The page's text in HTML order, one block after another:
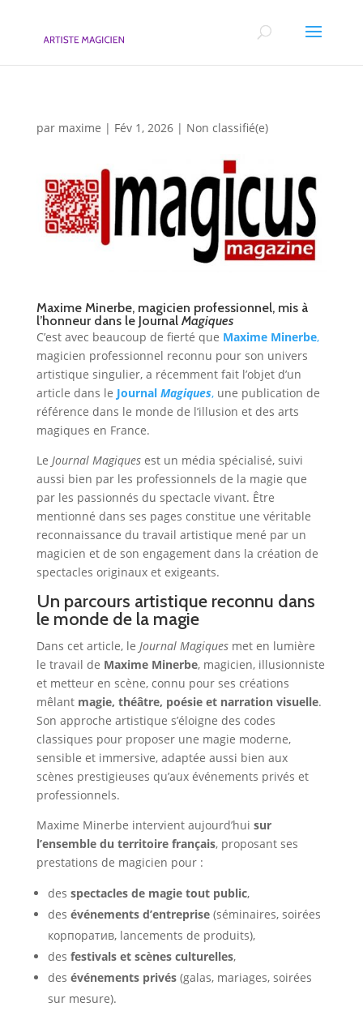
par maxime | Fév 1, 2026| Non classifié(e)
Maxime Minerbe, magicien professionnel, mis à
l’honneur dans le Journal Magiques
C’est avec beaucoup de fierté que Maxime Minerbe,
magicien professionnel reconnu pour son univers
artistique singulier, a récemment fait l’objet d’un
article dans le Journal Magiques,une publication de
référence dans le monde de l’illusion et des arts
magiques en France.
Le Journal Magiquesest un média spécialisé, suivi
aussi bien par les professionnels de la magie que
par les passionnés du spectacle vivant. Être
mentionné dans ses pages constitue une véritable
reconnaissance du travail artistique mené par un
magicien et de son engagement dans la création de
spectacles originaux et exigeants.
Un parcours artistique reconnu dans
le monde de la magie
Dans cet article, le Journal Magiquesmet en lumière
le travail de Maxime Minerbe, magicien, illusionniste
et metteur en scène, connu pour ses créations
mêlant magie, théâtre, poésie et narration visuelle.
Son approche artistique s’éloigne des codes
classiques pour proposer une magie moderne,
sensible et immersive, adaptée aussi bien aux
scènes prestigieuses qu’aux événements privés et
professionnels.
Maxime Minerbe intervient aujourd’hui sur
l’ensemble du territoire français, proposant ses
prestations de magicien pour :
des spectacles de magie tout public,
des événements d’entreprise(séminaires, soirées
корпоратив, lancements de produits),
des festivals et scènes culturelles,
des événements privés(galas, mariages, soirées
sur mesure).